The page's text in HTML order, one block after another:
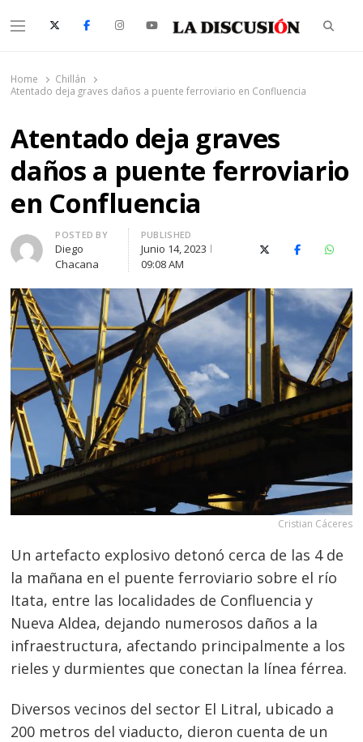
Menu
Home
Chillán
Atentado deja graves daños a puente ferroviario en Confluencia
Atentado deja graves
daños a puente ferroviario
en Confluencia
Author
POSTED BY
Diego
Chacana
PUBLISHED
Junio 14, 2023
09:08 AM
X (Twitter)Facebook
Cristian Cáceres
Un artefacto explosivo detonó cerca de las 4 de
la mañana en el puente ferroviario sobre el río
Itata, entre las localidades de Confluencia y
Nueva Aldea, dejando numerosos daños a la
infraestructura, afectando principalmente a los
rieles y durmientes que conectan la línea férrea.
Diversos vecinos del sector El Litral, ubicado a
200 metros del viaducto, dieron cuenta de un